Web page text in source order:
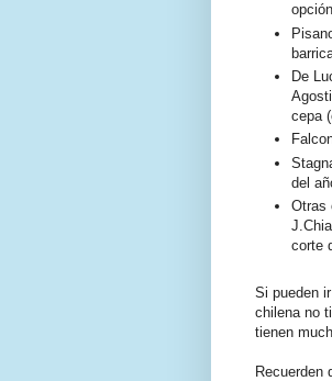
De
cepa
del
Otras
corte
Si pueden
chilena no
tienen
Recuerden